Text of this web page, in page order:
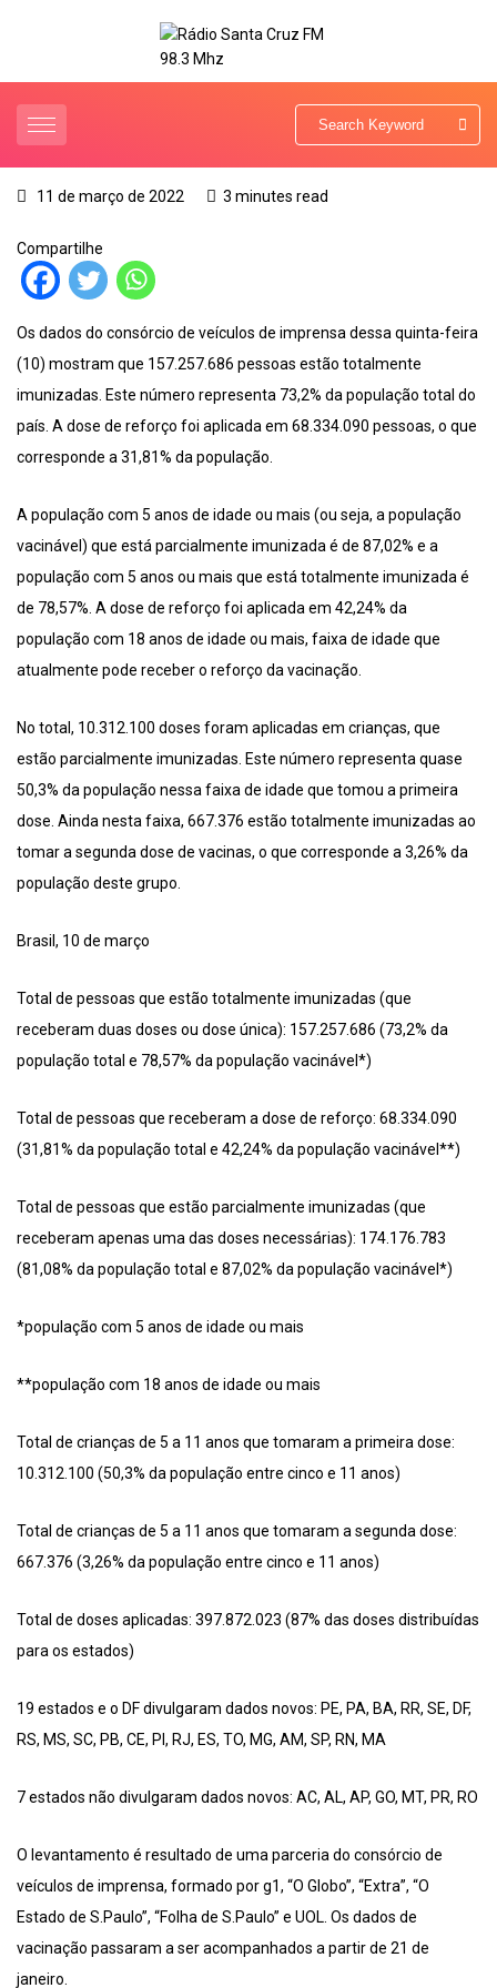
11 de março de 2022 3 minutes read
Compartilhe
Os dados do consórcio de veículos de imprensa dessa quinta-feira
(10) mostram que 157.257.686 pessoas estão totalmente
imunizadas. Este número representa 73,2% da população total do
país. A dose de reforço foi aplicada em 68.334.090 pessoas, o que
corresponde a 31,81% da população.
A população com 5 anos de idade ou mais (ou seja, a população
vacinável) que está parcialmente imunizada é de 87,02% e a
população com 5 anos ou mais que está totalmente imunizada é
de 78,57%. A dose de reforço foi aplicada em 42,24% da
população com 18 anos de idade ou mais, faixa de idade que
atualmente pode receber o reforço da vacinação.
No total, 10.312.100 doses foram aplicadas em crianças, que
estão parcialmente imunizadas. Este número representa quase
50,3% da população nessa faixa de idade que tomou a primeira
dose. Ainda nesta faixa, 667.376 estão totalmente imunizadas ao
tomar a segunda dose de vacinas, o que corresponde a 3,26% da
população deste grupo.
Brasil, 10 de março
Total de pessoas que estão totalmente imunizadas (que
receberam duas doses ou dose única): 157.257.686 (73,2% da
população total e 78,57% da população vacinável*)
Total de pessoas que receberam a dose de reforço: 68.334.090
(31,81% da população total e 42,24% da população vacinável**)
Total de pessoas que estão parcialmente imunizadas (que
receberam apenas uma das doses necessárias): 174.176.783
(81,08% da população total e 87,02% da população vacinável*)
*população com 5 anos de idade ou mais
**população com 18 anos de idade ou mais
Total de crianças de 5 a 11 anos que tomaram a primeira dose:
10.312.100 (50,3% da população entre cinco e 11 anos)
Total de crianças de 5 a 11 anos que tomaram a segunda dose:
667.376 (3,26% da população entre cinco e 11 anos)
Total de doses aplicadas: 397.872.023 (87% das doses distribuídas
para os estados)
19 estados e o DF divulgaram dados novos: PE, PA, BA, RR, SE, DF,
RS, MS, SC, PB, CE, PI, RJ, ES, TO, MG, AM, SP, RN, MA
7 estados não divulgaram dados novos: AC, AL, AP, GO, MT, PR, RO
O levantamento é resultado de uma parceria do consórcio de
veículos de imprensa, formado por g1, “O Globo”, “Extra”, “O
Estado de S.Paulo”, “Folha de S.Paulo” e UOL. Os dados de
vacinação passaram a ser acompanhados a partir de 21 de
janeiro.